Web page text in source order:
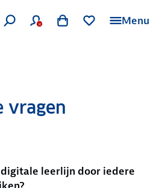
Menu
vragen
leerlijn door iedere